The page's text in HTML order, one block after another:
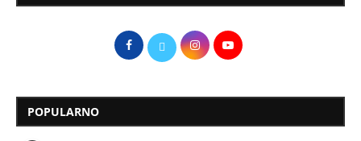
POPULARNO